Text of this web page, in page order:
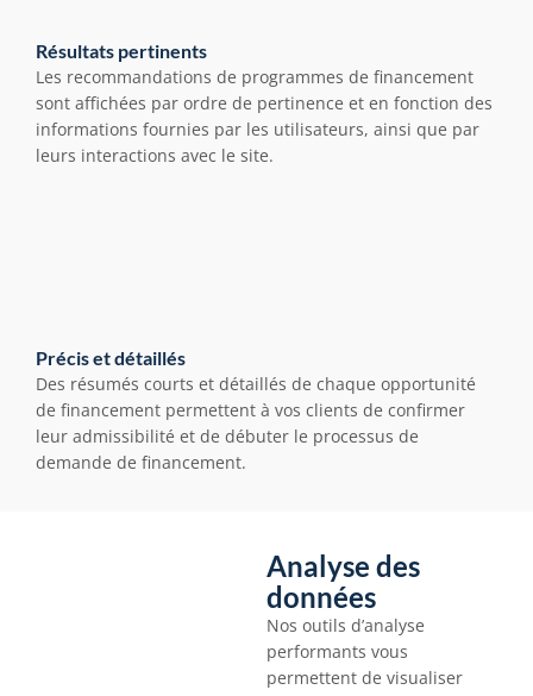
Résultats pertinents
Les recommandations de programmes de financement
sont affichées par ordre de pertinence et en fonction des
informations fournies par les utilisateurs, ainsi que par
leurs interactions avec le site.
Précis et détaillés
Des résumés courts et détaillés de chaque opportunité
de financement permettent à vos clients de confirmer
leur admissibilité et de débuter le processus de
demande de financement.
Analyse des
données
Nos outils d’analyse
performants vous
permettent de visualiser